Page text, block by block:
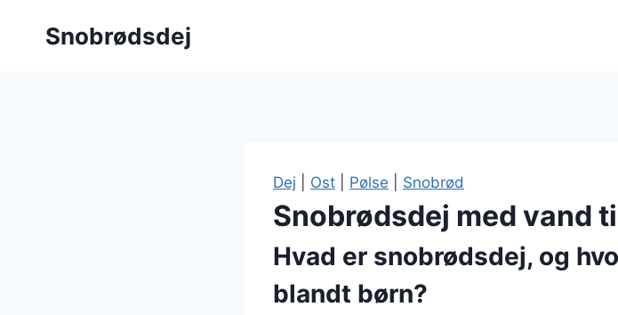
Snobrødsdej
Dej Ost Pølse Snobrød
Snobrødsdej med vand
Hvad er snobrødsdej, og
blandt børn?